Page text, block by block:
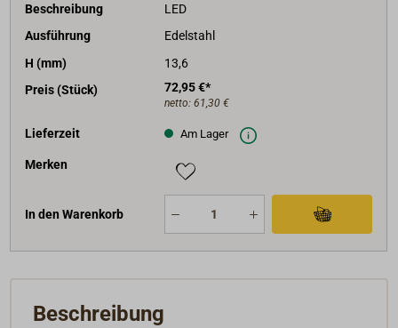
Beschreibung
LED
Ausführung
Edelstahl
H (mm)
13,6
Preis (Stück)
72,95 €*
netto: 61,30 €
Lieferzeit Am Lager
Merken
In den Warenkorb
Beschreibung